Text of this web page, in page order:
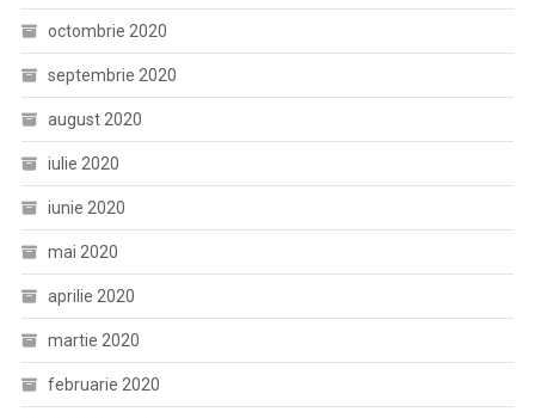
octombrie 2020
septembrie 2020
august 2020
iulie 2020
iunie 2020
mai 2020
aprilie 2020
martie 2020
februarie 2020